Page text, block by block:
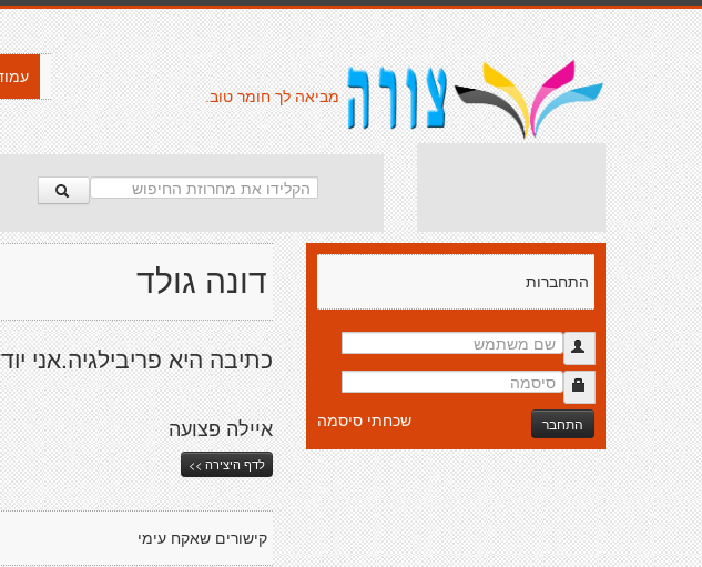
מביאה לך חומר טוב.
דונה גולד
כתיבה היא פריבילגיה.אני
איילה פצועה
לדף היצירה >>
קישורים שאקח עימי
התחברות
התחבר שכחתי סיסמה